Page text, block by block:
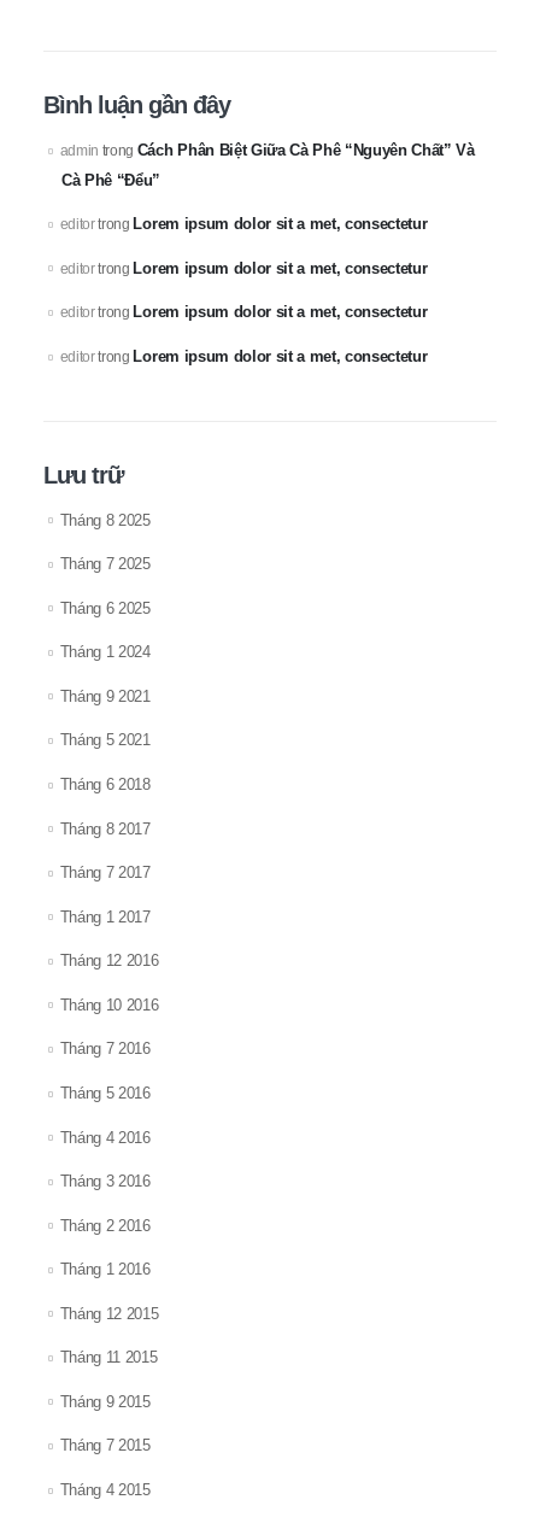
Bình luận gần đây
admin trong Cách Phân Biệt Giữa Cà Phê “Nguyên Chất” Và
Cà Phê “Đểu”
editortrong Lorem ipsum dolor sit a met, consectetur
editortrong Lorem ipsum dolor sit a met, consectetur
editortrong Lorem ipsum dolor sit a met, consectetur
editortrong Lorem ipsum dolor sit a met, consectetur
Lưu trữ
Tháng 8 2025
Tháng 7 2025
Tháng 6 2025
Tháng 1 2024
Tháng 9 2021
Tháng 5 2021
Tháng 6 2018
Tháng 8 2017
Tháng 7 2017
Tháng 1 2017
Tháng 12 2016
Tháng 10 2016
Tháng 7 2016
Tháng 5 2016
Tháng 4 2016
Tháng 3 2016
Tháng 2 2016
Tháng 1 2016
Tháng 12 2015
Tháng 11 2015
Tháng 9 2015
Tháng 7 2015
Tháng 4 2015